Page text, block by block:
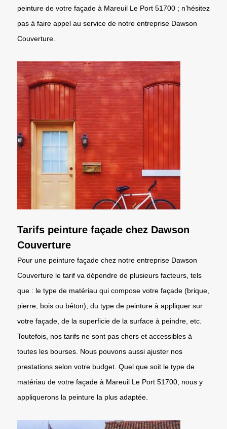
peinture de votre façade à Mareuil Le Port 51700 ; n’hésitez
pas à faire appel au service de notre entreprise Dawson
Couverture.
Tarifs peinture façade chez Dawson
Couverture
Pour une peinture façade chez notre entreprise Dawson
Couverture le tarif va dépendre de plusieurs facteurs, tels
que : le type de matériau qui compose votre façade (brique,
pierre, bois ou béton), du type de peinture à appliquer sur
votre façade, de la superficie de la surface à peindre, etc.
Toutefois, nos tarifs ne sont pas chers et accessibles à
toutes les bourses. Nous pouvons aussi ajuster nos
prestations selon votre budget. Quel que soit le type de
matériau de votre façade à Mareuil Le Port 51700, nous y
appliquerons la peinture la plus adaptée.